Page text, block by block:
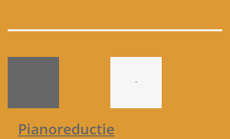
-
Pianoreductie